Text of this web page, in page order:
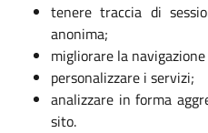
tenere traccia di
anonima;
migliorare la
personalizzare i servizi;
analizzare in forma
sito.